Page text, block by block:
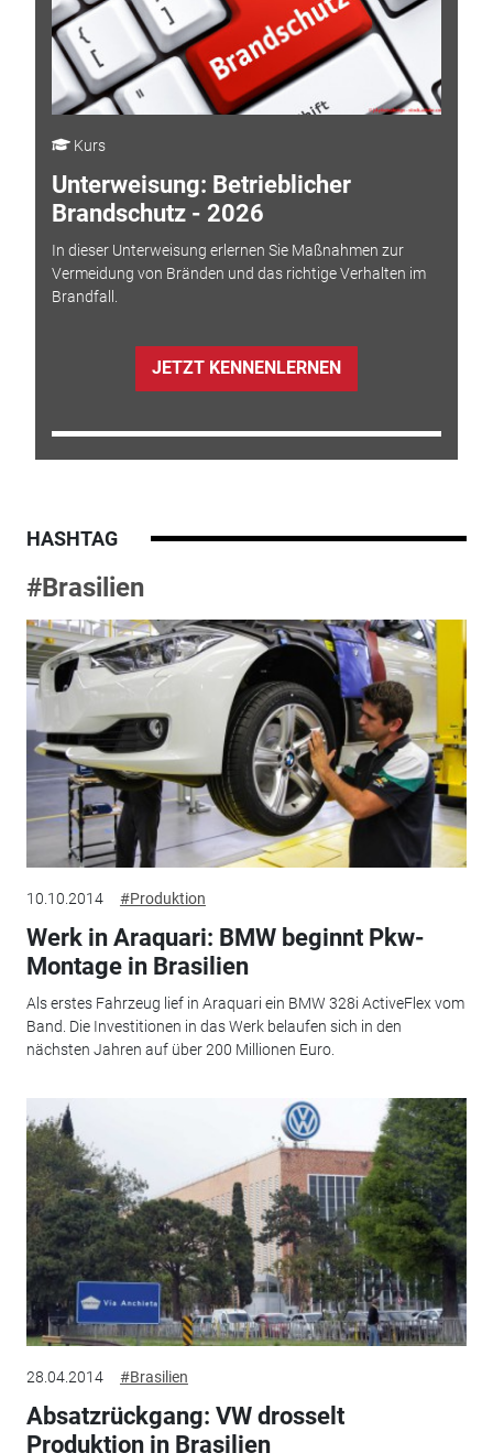
Kurs
Unterweisung: Betrieblicher
Brandschutz - 2026
In dieser Unterweisung erlernen Sie Maßnahmen zur
Vermeidung von Bränden und das richtige Verhalten im
Brandfall.
JETZT KENNENLERNEN
HASHTAG
#Brasilien
10.10.2014 #Produktion
Werk in Araquari: BMW beginnt Pkw-
Montage in Brasilien
Als erstes Fahrzeug lief in Araquari ein BMW 328i ActiveFlex vom
Band. Die Investitionen in das Werk belaufen sich in den
nächsten Jahren auf über 200 Millionen Euro.
28.04.2014 #Brasilien
Absatzrückgang: VW drosselt
Produktion in Brasilien